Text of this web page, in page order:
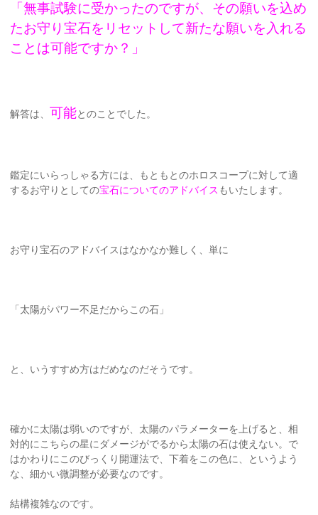
「無事試験に受かったのですが、その願いを込め
たお守り宝石をリセットして新たな願いを入れる
ことは可能ですか？」
解答は、 可能とのことでした。
鑑定にいらっしゃる方には、もともとのホロスコープに対して適
するお守りとしての宝石についてのアドバイス もいたします。
お守り宝石のアドバイスはなかなか難しく、単に
「太陽がパワー不足だからこの石」
と、いうすすめ方はだめなのだそうです。
確かに太陽は弱いのですが、太陽のパラメーターを上げると、相
対的にこちらの星にダメージがでるから太陽の石は使えない。で
はかわりにこのびっくり開運法で、下着をこの色に、というよう
な、細かい微調整が必要なのです。
結構複雑なのです。